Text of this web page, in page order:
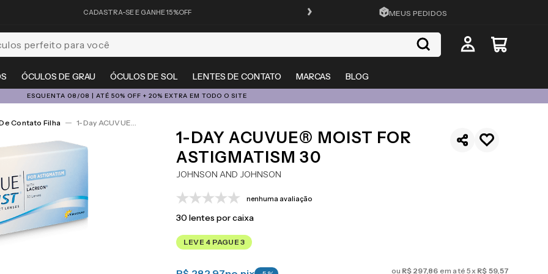
CADASTRA-SE E GANHE 15%OFF FRETE GRÁTIS EM TODO O SITE
MEUS PEDIDOS
ÓCULOS DE GRAU ÓCULOS DE SOL LENTES DE CONTATO MARCAS BLOG
para você
ESQUENTA 08/08 | ATÉ 50% OFF + 20% EXTRA EM TODO O SITE
Contato Filha 1-Day ACUVUE® Moist For Astigmatism 30
1-DAY ACUVUE® MOIST FOR
ASTIGMATISM 30
JOHNSON AND JOHNSON
nenhuma avaliação
30lentes por caixa
LEVE 4 PAGUE 3
ou R$ 297,86 em até5x R$ 59,57